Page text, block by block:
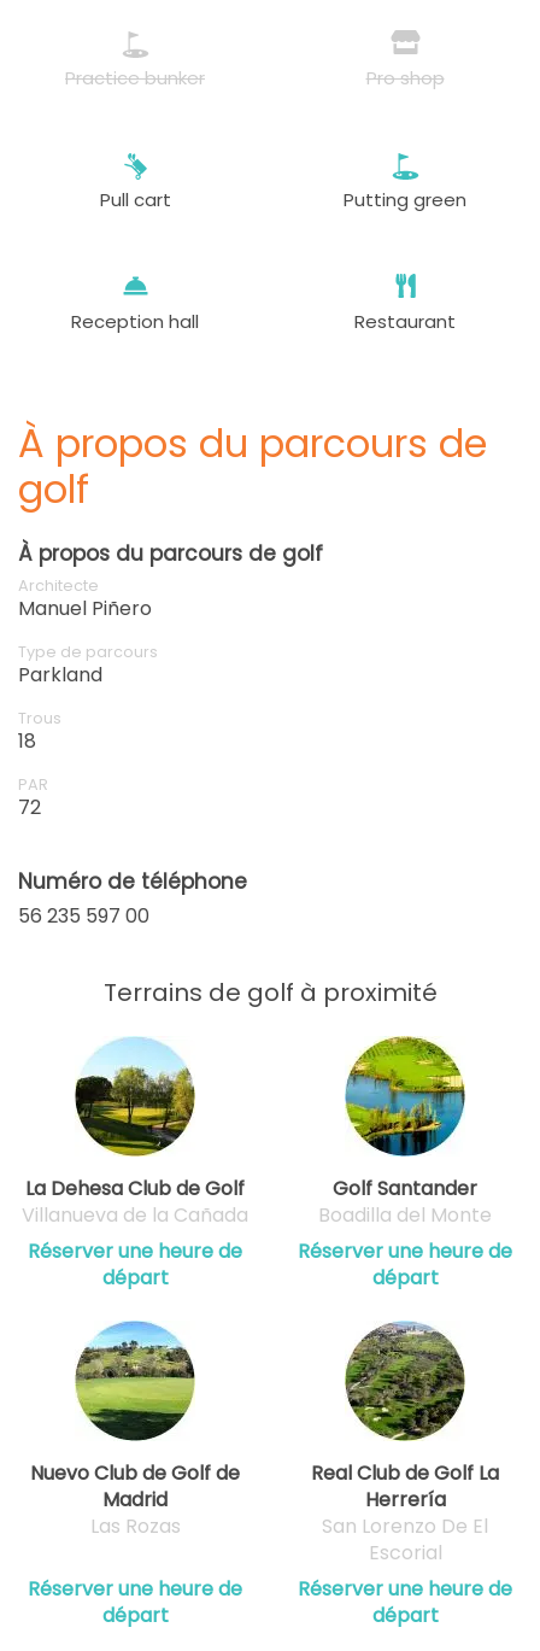
Practice bunker Pro shop
Pull cart Putting green
Reception hall Restaurant
À propos du parcours de
golf
À propos du parcours de golf
Architecte
Manuel Piñero
Type de parcours
Parkland
Trous
18
PAR
72
Numéro de téléphone
56 235 597 00
Terrains de golf à proximité
La Dehesa Club de Golf
Villanueva de la Cañada
Réserver une heure de
départ
Golf Santander
Boadilla del Monte
Réserver une heure de
départ
Nuevo Club de Golf de
Madrid
Las Rozas
Réserver une heure de
départ
Real Club de Golf La
Herrería
San Lorenzo De El
Escorial
Réserver une heure de
départ